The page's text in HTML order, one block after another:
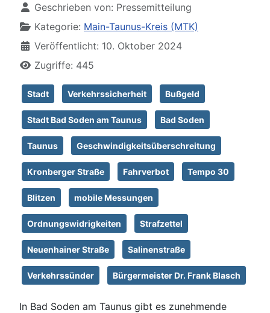
Geschrieben von: Pressemitteilung
Kategorie: Main-Taunus-Kreis (MTK)
Veröffentlicht: 10. Oktober 2024
Zugriffe: 445
Stadt Verkehrssicherheit Bußgeld
Stadt Bad Soden am Taunus Bad Soden
Taunus Geschwindigkeitsüberschreitung
Kronberger Straße Fahrverbot Tempo 30
Blitzen mobile Messungen
Ordnungswidrigkeiten Strafzettel
Neuenhainer Straße Salinenstraße
Verkehrssünder Bürgermeister Dr. Frank Blasch
In Bad Soden am Taunus gibt es zunehmende